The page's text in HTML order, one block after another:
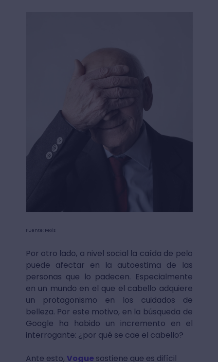
Fuente: Pexls
Por otro lado, a nivel social la caída de pelo
puede afectar en la autoestima de las
personas que lo padecen. Especialmente
en un mundo en el que el cabello adquiere
un protagonismo en los cuidados de
belleza. Por este motivo, en la búsqueda de
Google ha habido un incremento en el
interrogante: ¿por qué se cae el cabello?
Ante esto, Voguesostiene que es difícil